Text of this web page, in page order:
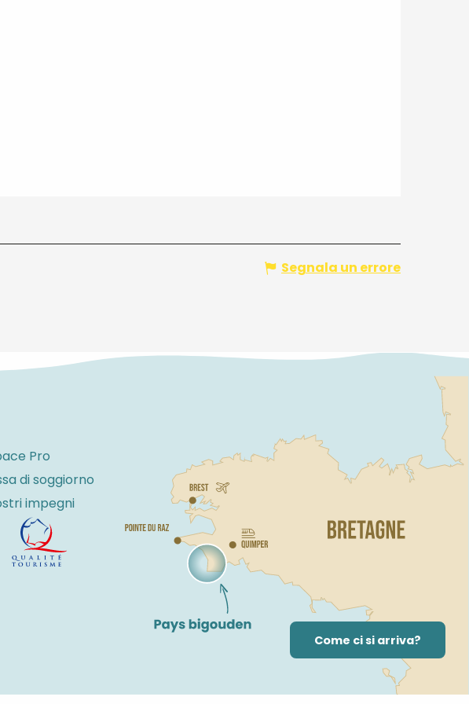
Segnala un errore
Pro
di soggiorno
impegni
Come ci si arriva?